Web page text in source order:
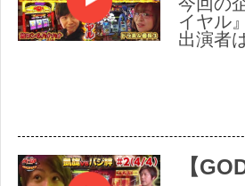
イヤル
出演者
【